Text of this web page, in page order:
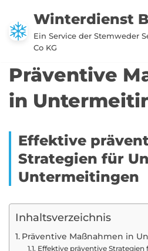
Zum
Inhalt
Winterdienst
Ein Service der Stemweder
Co KG
Präventive
in
Effektive
Strategien für
Untermeitingen
Inhaltsverzeichnis
Präventive Maßnahmen in
Effektive präventive